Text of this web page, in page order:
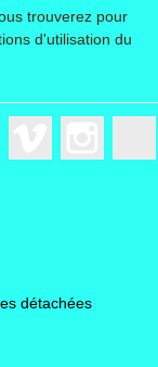
trouverez pour
d'utilisation du
détachées